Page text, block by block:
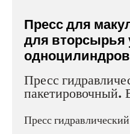
Пресс для
для вторсырья
Пресс
пакетировочный.
Пресс